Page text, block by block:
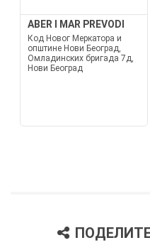
ABER I MAR PREVODI
Код Новог Меркатора и
општине Нови Београд,
Омладинских бригада 7д,
Нови Београд